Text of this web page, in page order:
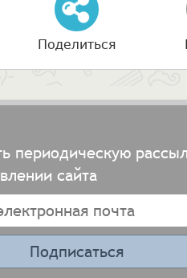
Поделиться
периодическую
сайта
Подписаться